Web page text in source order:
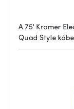
A 75' Kramer
Quad Style